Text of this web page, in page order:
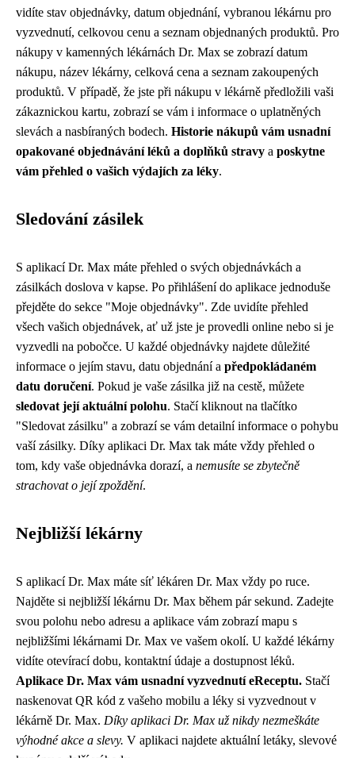
vidíte stav objednávky, datum objednání, vybranou lékárnu pro
vyzvednutí, celkovou cenu a seznam objednaných produktů. Pro
nákupy v kamenných lékárnách Dr. Max se zobrazí datum
nákupu, název lékárny, celková cena a seznam zakoupených
produktů. V případě, že jste při nákupu v lékárně předložili vaši
zákaznickou kartu, zobrazí se vám i informace o uplatněných
slevách a nasbíraných bodech. Historie nákupů vám usnadní
opakované objednávání léků a doplňků stravy a poskytne
vám přehled o vašich výdajích za léky.
Sledování zásilek
S aplikací Dr. Max máte přehled o svých objednávkách a
zásilkách doslova v kapse. Po přihlášení do aplikace jednoduše
přejděte do sekce "Moje objednávky". Zde uvidíte přehled
všech vašich objednávek, ať už jste je provedli online nebo si je
vyzvedli na pobočce. U každé objednávky najdete důležité
informace o jejím stavu, datu objednání a předpokládaném
datu doručení. Pokud je vaše zásilka již na cestě, můžete
sledovat její aktuální polohu. Stačí kliknout na tlačítko
"Sledovat zásilku" a zobrazí se vám detailní informace o pohybu
vaší zásilky. Díky aplikaci Dr. Max tak máte vždy přehled o
tom, kdy vaše objednávka dorazí, a nemusíte se zbytečně
strachovat o její zpoždění.
Nejbližší lékárny
S aplikací Dr. Max máte síť lékáren Dr. Max vždy po ruce.
Najděte si nejbližší lékárnu Dr. Max během pár sekund. Zadejte
svou polohu nebo adresu a aplikace vám zobrazí mapu s
nejbližšími lékárnami Dr. Max ve vašem okolí. U každé lékárny
vidíte otevírací dobu, kontaktní údaje a dostupnost léků.
Aplikace Dr. Max vám usnadní vyzvednutí eReceptu. Stačí
naskenovat QR kód z vašeho mobilu a léky si vyzvednout v
lékárně Dr. Max. Díky aplikaci Dr. Max už nikdy nezmeškáte
výhodné akce a slevy. V aplikaci najdete aktuální letáky, slevové